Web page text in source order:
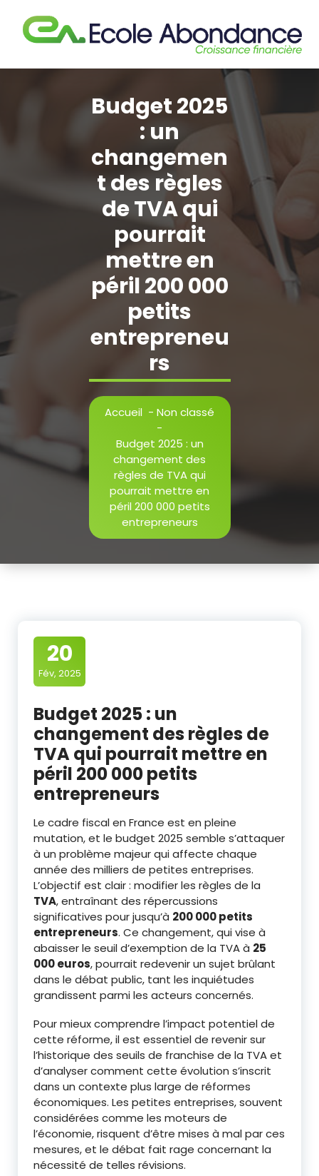
contenu
Budget 2025
: un
changemen
t des règles
de TVA qui
pourrait
mettre en
péril 200 000
petits
entrepreneu
rs
Accueil - Non classé
-
Budget 2025 : un
changement des
règles de TVA qui
pourrait mettre en
péril 200 000 petits
entrepreneurs
20
Fév, 2025
Budget 2025 : un
changement des règles de
TVA qui pourrait mettre en
péril 200 000 petits
entrepreneurs
Le cadre fiscal en France est en pleine
mutation, et le budget 2025 semble s’attaquer
à un problème majeur qui affecte chaque
année des milliers de petites entreprises.
L’objectif est clair : modifier les règles de la
TVA, entraînant des répercussions
significatives pour jusqu’à 200 000 petits
entrepreneurs. Ce changement, qui vise à
abaisser le seuil d’exemption de la TVA à 25
000 euros, pourrait redevenir un sujet brûlant
dans le débat public, tant les inquiétudes
grandissent parmi les acteurs concernés.
Pour mieux comprendre l’impact potentiel de
cette réforme, il est essentiel de revenir sur
l’historique des seuils de franchise de la TVA et
d’analyser comment cette évolution s’inscrit
dans un contexte plus large de réformes
économiques. Les petites entreprises, souvent
considérées comme les moteurs de
l’économie, risquent d’être mises à mal par ces
mesures, et le débat fait rage concernant la
nécessité de telles révisions.